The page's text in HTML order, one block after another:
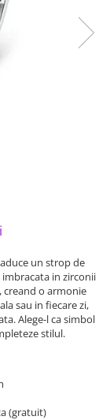
un strop de
in zirconii
creand o armonie
sau in fiecare zi,
Alege-l ca simbol
stilul.
(gratuit)